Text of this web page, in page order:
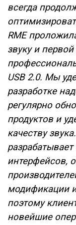
всегда
RME
звуку и
USB 2.0. Мы
разработке
регулярно
продуктов и
качеству звука.
интерфейсов,
модификации
поэтому
новейшие